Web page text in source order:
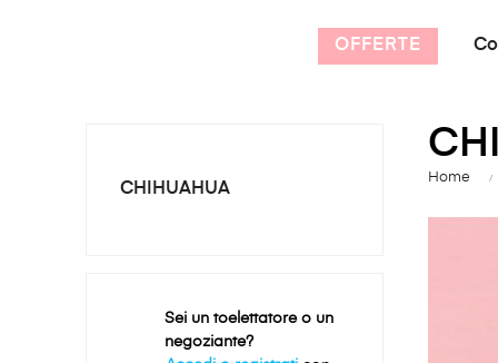
OFFERTE
CHIHUAHUA
Sei un toelettatore o un
negoziante?
Home